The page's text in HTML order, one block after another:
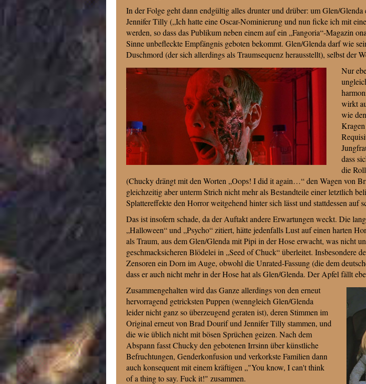
In der Folge geht dann endgültig alles drunter und drüber: um Glen/
Jennifer Tilly („Ich hatte eine Oscar-Nominierung und nun ficke ich mit
werden, so dass das Publikum neben einem auf ein „Fangoria“-Magazin
Sinne unbefleckte Empfängnis geboten bekommt. Glen/Glenda darf wie
Duschmord (der sich allerdings als Traumsequenz herausstellt), selbst der
Nur
wirkt
wie
dass
die
(Chucky drängt mit den Worten „Oops! I did it again…“ den Wagen von
gleichzeitig aber unterm Strich nicht mehr als Bestandteile einer letztlich
Splattereffekte den Horror weitgehend hinter sich lässt und stattdessen auf
Das ist insofern schade, da der Auftakt andere Erwartungen weckt. Die
„Halloween“ und „Psycho“ zitiert, hätte jedenfalls Lust auf einen harten
als Traum, aus dem Glen/Glenda mit Pipi in der Hose erwacht, was nicht
geschmacksicheren Blödelei in „Seed of Chuck“ überleitet. Insbesondere
Zensoren ein Dorn im Auge, obwohl die Unrated-Fassung (die dem
dass er auch nicht mehr in der Hose hat als Glen/Glenda. Der Apfel fällt
Zusammengehalten wird das Ganze allerdings von den erneut
hervorragend getricksten Puppen (wenngleich Glen/Glenda
leider nicht ganz so überzeugend geraten ist), deren Stimmen im
Original erneut von Brad Dourif und Jennifer Tilly stammen, und
die wie üblich nicht mit bösen Sprüchen geizen. Nach dem
Abspann fasst Chucky den gebotenen Irrsinn über künstliche
Befruchtungen, Genderkonfusion und verkorkste Familien dann
auch konsequent mit einem kräftigen „"You know, I can't think
of a thing to say. Fuck it!" zusammen.